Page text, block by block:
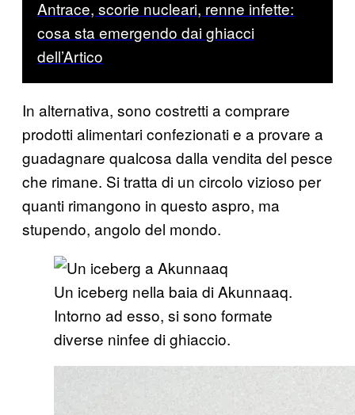
Antrace, scorie nucleari, renne infette:
cosa sta emergendo dai ghiacci
dell’Artico
In alternativa, sono costretti a comprare
prodotti alimentari confezionati e a provare a
guadagnare qualcosa dalla vendita del pesce
che rimane. Si tratta di un circolo vizioso per
quanti rimangono in questo aspro, ma
stupendo, angolo del mondo.
Un iceberg nella baia di Akunnaaq.
Intorno ad esso, si sono formate
diverse ninfee di ghiaccio.